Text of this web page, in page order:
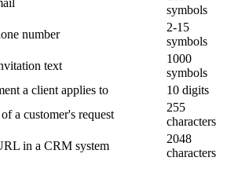
symbols
number
2-15
symbols
text
1000
symbols
a client applies to
10 digits
a customer's request
255
characters
in a CRM system
2048
characters